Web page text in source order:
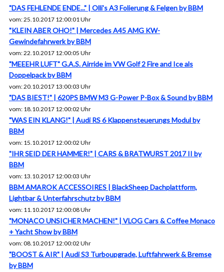
"DAS FEHLENDE ENDE..." | Olli's A3 Folierung & Felgen by BBM
vom: 25.10.2017 12:00:01 Uhr
"KLEIN ABER OHO!" | Mercedes A45 AMG KW-
Gewindefahrwerk by BBM
vom: 22.10.2017 12:00:05 Uhr
"MEEEHR LUFT" G.A.S. Airride im VW Golf 2 Fire and Ice als
Doppelpack by BBM
vom: 20.10.2017 13:00:03 Uhr
"DAS BIEST!" | 620PS BMW M3 G-Power P-Box & Sound by BBM
vom: 18.10.2017 12:00:02 Uhr
"WAS EIN KLANG!" | Audi RS 6 Klappensteuerungs Modul by
BBM
vom: 15.10.2017 12:00:02 Uhr
"IHR SEID DER HAMMER!" | CARS & BRATWURST 2017 II by
BBM
vom: 13.10.2017 12:00:03 Uhr
BBM AMAROK ACCESSOIRES | BlackSheep Dachplattform,
Lightbar & Unterfahrschutz by BBM
vom: 11.10.2017 12:00:08 Uhr
"MONACO UNSICHER MACHEN!" | VLOG Cars & Coffee Monaco
+ Yacht Show by BBM
vom: 08.10.2017 12:00:02 Uhr
"BOOST & AIR" | Audi S3 Turboupgrade, Luftfahrwerk & Bremse
by BBM